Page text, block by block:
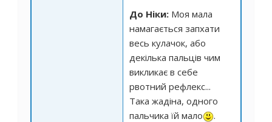
До Ніки: Моя мала
намагається запхати
весь кулачок, або
декілька пальців чим
викликає в себе
рвотний рефлекс...
Така жадіна, одного
пальчика їй мало
.